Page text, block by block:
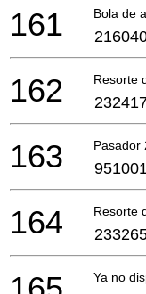
Bola de
161
Resorte
162
Pasador
163
Resorte
164
Ya no